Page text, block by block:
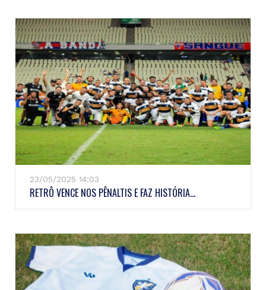
23/05/2025 14:03
RETRÔ VENCE NOS PÊNALTIS E FAZ HISTÓRIA...